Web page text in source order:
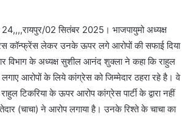
02 सितंबर 2025। भाजपायुमो अध्यक्ष
कॉन्फ्रेंस लेकर उनके ऊपर लगे आरोपों की सफाई दिया
विभाग के अध्यक्ष सुशील आनंद शुक्ला ने कहा कि राहुल
आरोपों के लिये कांग्रेस को जिम्मेदार ठहरा रहे है। वे
टिकरिया के ऊपर आरोप कांग्रेस पार्टी के द्वारा नहीं
(चाचा) ने आरोप लगाया है। उनके रिश्ते के चाचा का